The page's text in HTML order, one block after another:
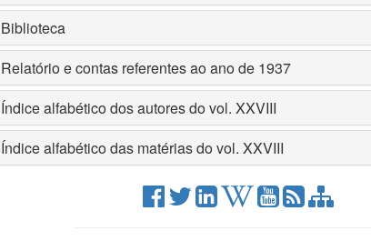
Biblioteca
Relatório e contas referentes ao ano de 1937
Índice alfabético dos autores do vol. XXVIII
Índice alfabético das matérias do vol. XXVIII